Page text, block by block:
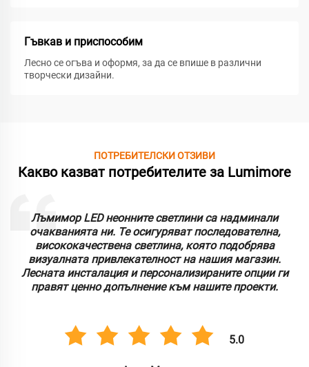
Гъвкав и приспособим
Лесно се огъва и оформя, за да се впише в различни
творчески дизайни.
ПОТРЕБИТЕЛСКИ ОТЗИВИ
Какво казват потребителите за Lumimore
Лъмимор LED неонните светлини са надминали
очакванията ни. Те осигуряват последователна,
висококачествена светлина, която подобрява
визуалната привлекателност на нашия магазин.
Лесната инсталация и персонализираните опции ги
правят ценно допълнение към нашите проекти.
5.0